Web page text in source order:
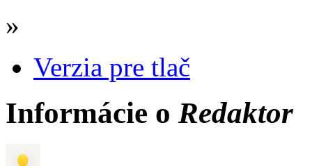
»
Verzia pre tlač
Informácie o Redaktor